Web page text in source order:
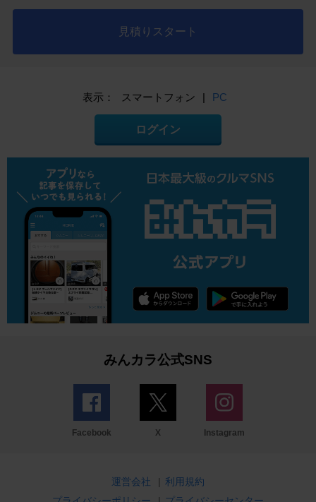
見積りスタート
表示： スマートフォン | PC
ログイン
みんカラ公式SNS
Facebook X Instagram
運営会社 | 利用規約